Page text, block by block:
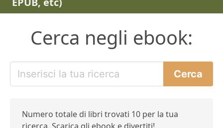
Cerca negli ebook:
Numero totale di libri trovati 10 per la tua